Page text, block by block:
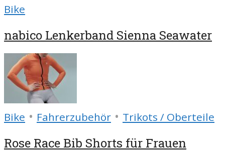
Bike
nabico Lenkerband Sienna Seawater
Bike • Fahrerzubehör • Trikots / Oberteile
Rose Race Bib Shorts für Frauen